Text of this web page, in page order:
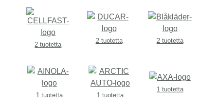
2 tuotetta
2 tuotetta 2 tuotetta
1 tuotetta 1 tuotetta
1 tuotetta